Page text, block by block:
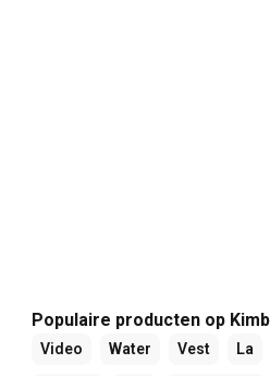
Populaire producten op
Video Water Vest La